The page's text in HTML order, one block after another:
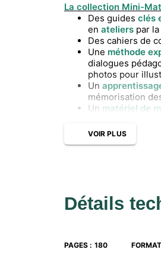
La collection Mini-
Des guides clés
en ateliers par la
Des cahiers de
Une méthode
dialogues
photos pour
Un
mémorisation
Un matériel de
VOIR PLUS
Détails
PAGES : 180 FORMAT